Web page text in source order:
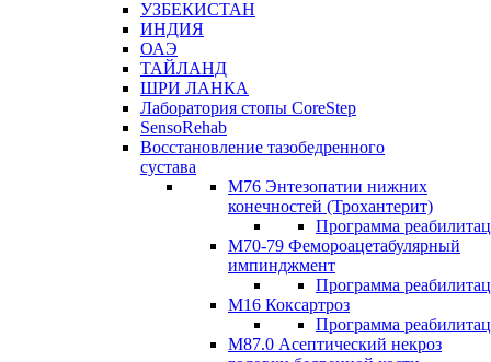
УЗБЕКИСТАН
ИНДИЯ
ОАЭ
ТАЙЛАНД
ШРИ ЛАНКА
Лаборатория стопы CoreStep
SensoRehab
Восстановление тазобедренного
сустава
М76 Энтезопатии нижних
конечностей (Трохантерит)
Программа
М70-79 Фемороацетабулярный
импинджмент
Программа
M16 Коксартроз
Программа
М87.0 Асептический некроз